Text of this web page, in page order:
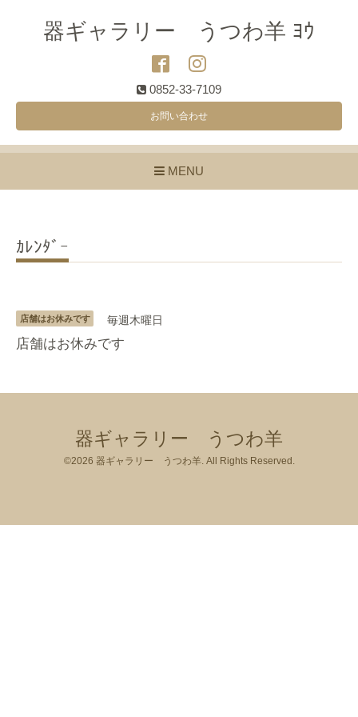
器ギャラリー うつわ羊 ﾖｳ
0852-33-7109
お問い合わせ
MENU
ｶﾚﾝﾀﾞｰ
店舗はお休みです 毎週木曜日
店舗はお休みです
器ギャラリー うつわ羊
©2026 器ギャラリー うつわ羊. All Rights Reserved.